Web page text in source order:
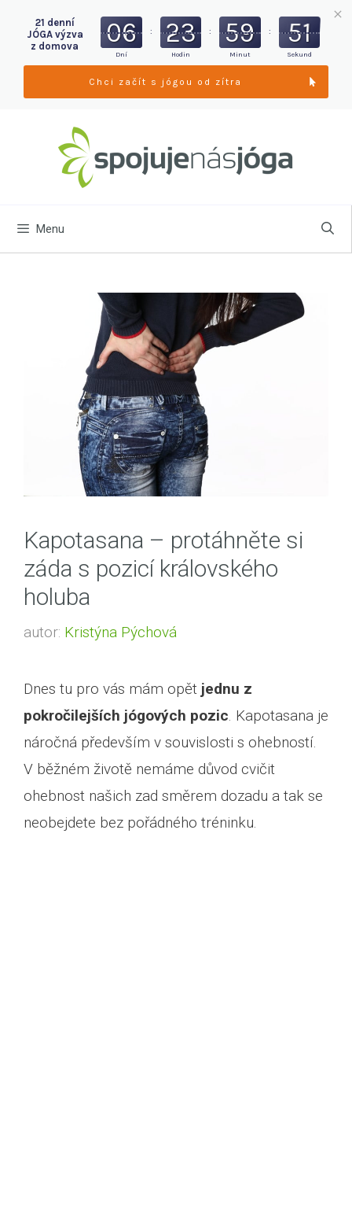
Menu
Kapotasana – protáhněte si
záda s pozicí královského
holuba
autor: Kristýna Pýchová
Dnes tu pro vás mám opět jednu z
pokročilejších jógových pozic . Kapotasana je
náročná především v souvislosti s ohebností.
V běžném životě nemáme důvod cvičit
ohebnost našich zad směrem dozadu a tak se
neobejdete bez pořádného tréninku.
21 denní
JÓGA výzva
z domova
06
Dní
: 23
Hodin
: 59
Minut
: 49
Sekund
Chci začít s jógou od zítra